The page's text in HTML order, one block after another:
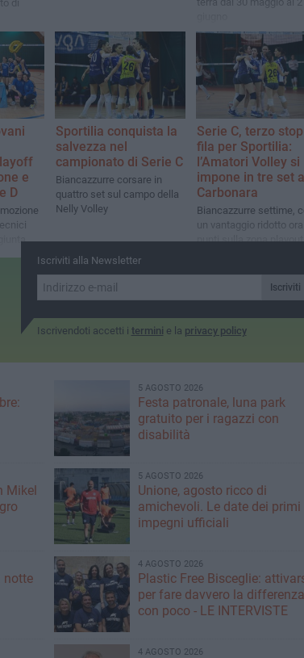
di
e
D
Sportilia conquista la
salvezza nel
campionato di Serie C
Biancazzurre corsare in
quattro set sul campo della
Nelly Volley
Serie C, terzo
fila per Sportilia:
l’Amatori Volley si
impone in tre set a
Carbonara
Biancazzurre settime,
un vantaggio ridotto ora
punti sulla zona playout
Iscriviti alla Newsletter
Iscriviti
Iscrivendoti accetti i termini e la privacy policy
5 AGOSTO 2026
Festa patronale, luna park
gratuito per i ragazzi con
disabilità
Mikel
5 AGOSTO 2026
Unione, agosto ricco di
amichevoli. Le date dei primi
impegni ufficiali
notte
4 AGOSTO 2026
Plastic Free Bisceglie:
per fare davvero la differenza
con poco - LE INTERVISTE
4 AGOSTO 2026